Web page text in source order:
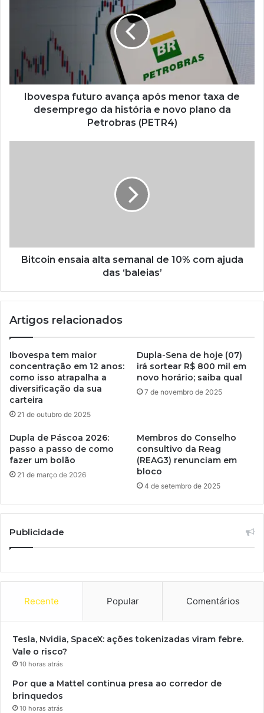
Ibovespa futuro avança após menor taxa de
desemprego da história e novo plano da
Petrobras (PETR4)
Bitcoin ensaia alta semanal de 10% com ajuda
das ‘baleias’
Artigos relacionados
Ibovespa tem maior
concentração em 12 anos:
como isso atrapalha a
diversificação da sua
carteira
21 de outubro de 2025
Dupla-Sena de hoje (07)
irá sortear R$ 800 mil em
novo horário; saiba qual
7 de novembro de 2025
Dupla de Páscoa 2026:
passo a passo de como
fazer um bolão
21 de março de 2026
Membros do Conselho
consultivo da Reag
(REAG3) renunciam em
bloco
4 de setembro de 2025
Publicidade
Recente Popular Comentários
Tesla, Nvidia, SpaceX: ações tokenizadas viram febre.
Vale o risco?
10 horas atrás
Por que a Mattel continua presa ao corredor de
brinquedos
10 horas atrás